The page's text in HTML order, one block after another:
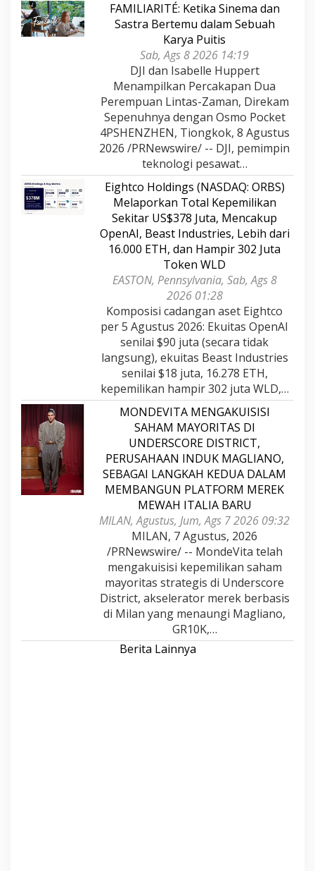
FAMILIARITÉ: Ketika Sinema dan
Sastra Bertemu dalam Sebuah
Karya Puitis
Sab, Ags 8 2026 14:19
DJI dan Isabelle Huppert
Menampilkan Percakapan Dua
Perempuan Lintas-Zaman, Direkam
Sepenuhnya dengan Osmo Pocket
4PSHENZHEN, Tiongkok, 8 Agustus
2026 /PRNewswire/ -- DJI, pemimpin
teknologi pesawat…
Eightco Holdings (NASDAQ: ORBS)
Melaporkan Total Kepemilikan
Sekitar US$378 Juta, Mencakup
OpenAI, Beast Industries, Lebih dari
16.000 ETH, dan Hampir 302 Juta
Token WLD
EASTON, Pennsylvania, Sab, Ags 8
2026 01:28
Komposisi cadangan aset Eightco
per 5 Agustus 2026: Ekuitas OpenAI
senilai $90 juta (secara tidak
langsung), ekuitas Beast Industries
senilai $18 juta, 16.278 ETH,
kepemilikan hampir 302 juta WLD,…
MONDEVITA MENGAKUISISI
SAHAM MAYORITAS DI
UNDERSCORE DISTRICT,
PERUSAHAAN INDUK MAGLIANO,
SEBAGAI LANGKAH KEDUA DALAM
MEMBANGUN PLATFORM MEREK
MEWAH ITALIA BARU
MILAN, Agustus, Jum, Ags 7 2026 09:32
MILAN, 7 Agustus, 2026
/PRNewswire/ -- MondeVita telah
mengakuisisi kepemilikan saham
mayoritas strategis di Underscore
District, akselerator merek berbasis
di Milan yang menaungi Magliano,
GR10K,…
Berita Lainnya